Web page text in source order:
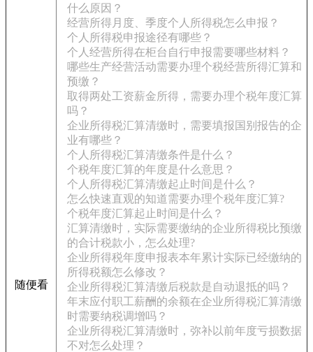
随便看
什么原因？
经营所得月度、季度个人所得税怎么申报？
个人所得税申报途径有哪些？
个人经营所得在柜台自行申报需要哪些材料？
哪些生产经营活动需要办理个税经营所得汇算和
预缴？
取得两处工资薪金所得，需要办理个税年度汇算
吗？
企业所得税汇算清缴时，需要填报国别报告的企
业有哪些？
个人所得税汇算清缴条件是什么？
个税年度汇算的年度是什么意思？
个人所得税汇算清缴起止时间是什么？
怎么快速直观的知道需要办理个税年度汇算?
个税年度汇算起止时间是什么？
汇算清缴时，实际需要缴纳的企业所得税比预缴
的合计税款小，怎么处理?
企业所得税年度申报表本年累计实际已经缴纳的
所得税额怎么修改？
企业所得税汇算清缴后税款是自动退抵的吗？
年末应付职工薪酬的余额在企业所得税汇算清缴
时需要纳税调增吗？
企业所得税汇算清缴时，弥补以前年度亏损数据
不对怎么处理？